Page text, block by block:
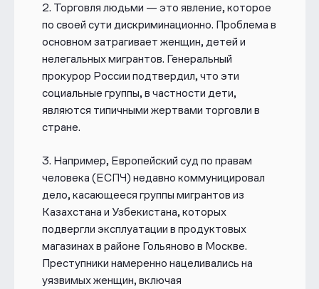
2. Торговля людьми — это явление, которое
по своей сути дискриминационно. Проблема в
основном затрагивает женщин, детей и
нелегальных мигрантов. Генеральный
прокурор России подтвердил, что эти
социальные группы, в частности дети,
являются типичными жертвами торговли в
стране.
3. Например, Европейский суд по правам
человека (ЕСПЧ) недавно коммуницировал
дело, касающееся группы мигрантов из
Казахстана и Узбекистана, которых
подвергли эксплуатации в продуктовых
магазинах в районе Гольяново в Москве.
Преступники намеренно нацеливались на
уязвимых женщин, включая